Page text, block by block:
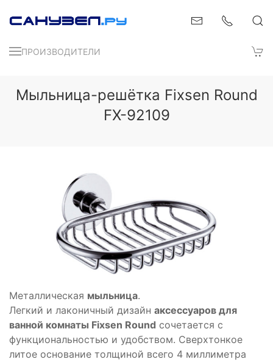
ПРОИЗВОДИТЕЛИ
Мыльница-решётка Fixsen Round
FX-92109
Металлическая мыльница.
Легкий и лаконичный дизайн аксессуаров для
ванной комнаты Fixsen Round сочетается с
функциональностью и удобством. Сверхтонкое
литое основание толщиной всего 4 миллиметра